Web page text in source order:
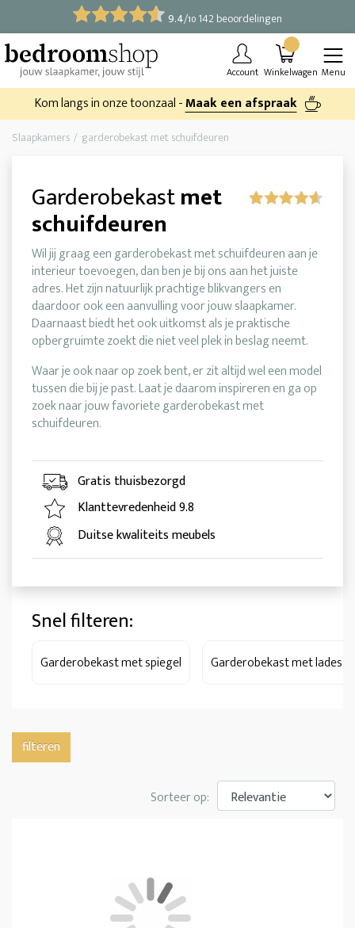
9.4/10 142 beoordelingen
Account Winkelwagen Menu
Kom langs in onze toonzaal -Maak een afspraak
Slaapkamers garderobekast met schuifdeuren
Garderobekastmet
schuifdeuren
Wil jij graag een garderobekast met schuifdeuren aan je
interieur toevoegen, dan ben je bij ons aan het juiste
adres. Het zijn natuurlijk prachtige blikvangers en
daardoor ook een aanvulling voor jouw slaapkamer.
Daarnaast biedt het ook uitkomst als je praktische
opbergruimte zoekt die niet veel plek in beslag neemt.
Waar je ook naar op zoek bent, er zit altijd wel een model
tussen die bij je past. Laat je daarom inspireren en ga op
zoek naar jouw favoriete garderobekast met
schuifdeuren.
Gratis thuisbezorgd
Klanttevredenheid 9.8
Duitse kwaliteits meubels
Snel filteren:
Garderobekast met spiegel Garderobekast met lades
filteren
Sorteer op: